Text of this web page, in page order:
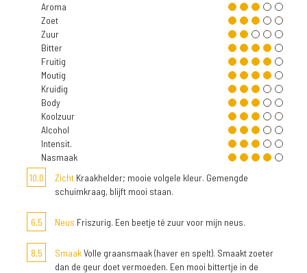
Aroma
Zoet
Zuur
Bitter
Fruitig
Moutig
Kruidig
Body
Koolzuur
Alcohol
Intensit.
Nasmaak
10,0
Zicht Kraakhelder; mooie volgele kleur. Gemengde
schuimkraag, blijft mooi staan.
6,5 Neus Friszurig. Een beetje té zuur voor mijn neus.
8,5 SmaakVolle graansmaak (haver en spelt). Smaakt zoeter
dan de geur doet vermoeden. Een mooi bittertje in de